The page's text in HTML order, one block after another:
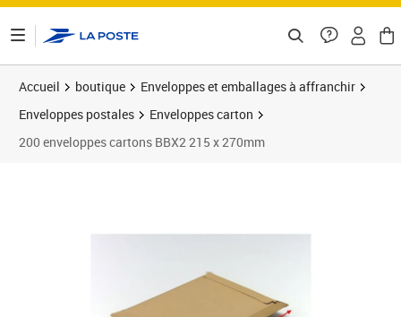
Accueil boutique
Enveloppes et emballages à affranchir
Enveloppes postales
Enveloppes carton
200 enveloppes cartons BBX2 215 x 270mm